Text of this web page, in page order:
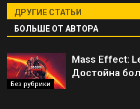
ДРУГИЕ СТАТЬИ
БОЛЬШЕ ОТ АВТОРА
Без рубрики
Mass Effect:
Достойна